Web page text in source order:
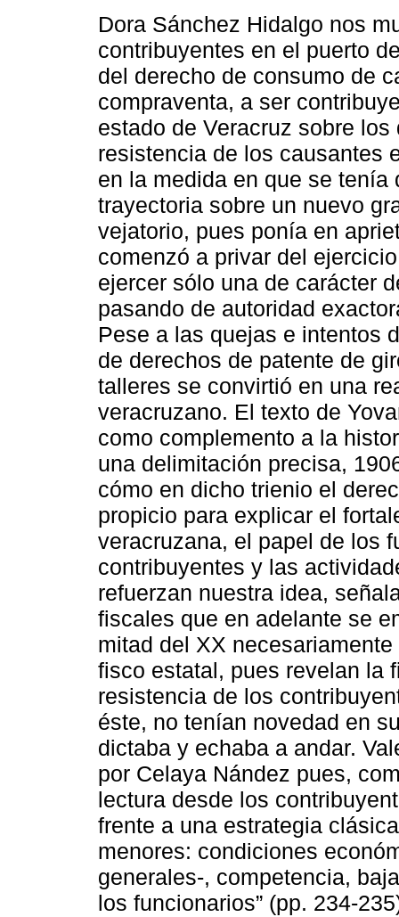
Dora Sánchez Hidalgo nos
contribuyentes en el puerto
del derecho de consumo de
compraventa, a ser
estado de Veracruz sobre
resistencia de los causantes
en la medida en que se
trayectoria sobre un nuevo
vejatorio, pues ponía en
comenzó a privar del
ejercer sólo una de carácter
pasando de autoridad
Pese a las quejas e intentos
de derechos de patente de
talleres se convirtió en una
veracruzano. El texto de
como complemento a la
una delimitación precisa,
cómo en dicho trienio el
propicio para explicar el
veracruzana, el papel de los
contribuyentes y las
refuerzan nuestra idea,
fiscales que en adelante se
mitad del XX
fisco estatal, pues revelan la
resistencia de los
éste, no tenían novedad en
dictaba y echaba a andar.
por Celaya Nández pues,
lectura desde los
frente a una estrategia
menores: condiciones
generales-, competencia,
los funcionarios” (pp. 234-